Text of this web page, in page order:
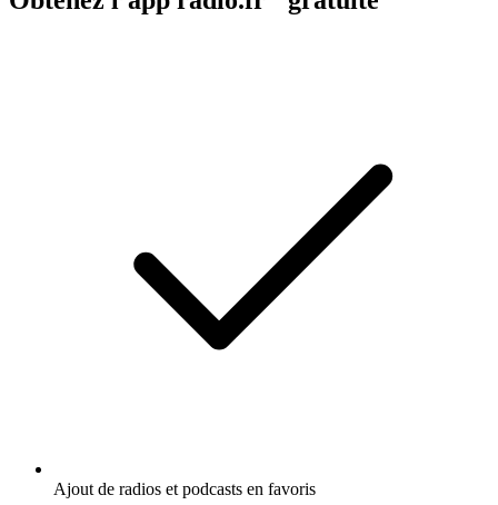
Ajout de radios et podcasts en favoris